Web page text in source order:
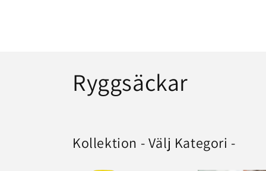
C
l
Ryggsäckar
Kollektion - Välj Kategori -